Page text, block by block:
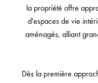
la propriété offre
d'espaces de vie
aménagés, alliant
Dès la première